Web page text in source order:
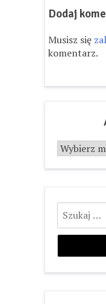
Dodaj
Musisz się
komentarz.
Archiwum
Szukaj: